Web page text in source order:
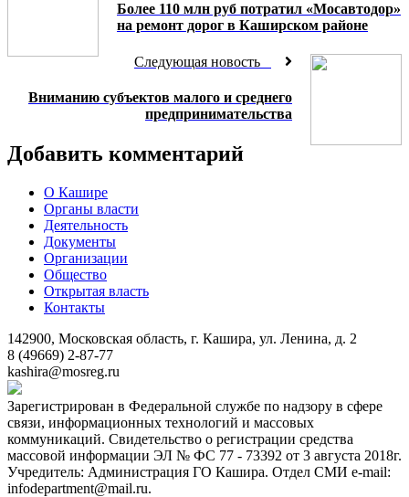
Более 110 млн руб потратил «Мосавтодор»
на ремонт дорог в Каширском районе
Следующая новость
Вниманию субъектов малого и среднего
предпринимательства
Добавить комментарий
О Кашире
Органы власти
Деятельность
Документы
Организации
Общество
Открытая власть
Контакты
142900, Московская область, г. Кашира, ул. Ленина, д. 2
8 (49669) 2-87-77
kashira@mosreg.ru
Зарегистрирован в Федеральной службе по надзору в сфере
связи, информационных технологий и массовых
коммуникаций. Свидетельство о регистрации средства
массовой информации ЭЛ № ФС 77 - 73392 от 3 августа 2018г.
Учредитель: Администрация ГО Кашира. Отдел СМИ e-mail:
infodepartment@mail.ru.